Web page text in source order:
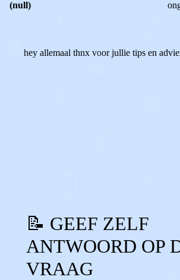
(null)
hey allemaal thnx voor jullie tips en
📝 GEEF ZELF
ANTWOORD OP
VRAAG